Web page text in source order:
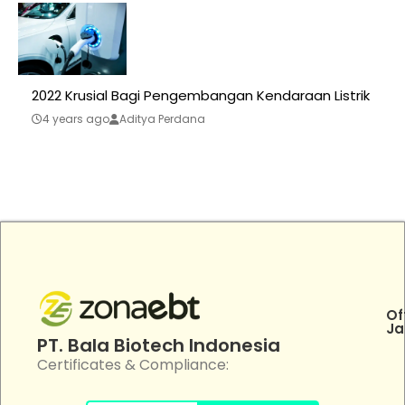
2022 Krusial Bagi Pengembangan Kendaraan Listrik
4 years ago Aditya Perdana
PT. Bala Biotech Indonesia
Certificates & Compliance: